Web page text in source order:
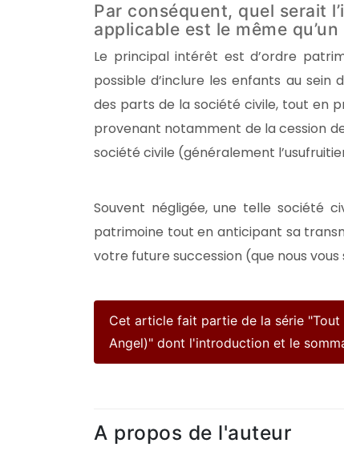
Par conséquent, quel serait
applicable est le même
Le principal intérêt est d’ordre
possible d’inclure les enfants au
des parts de la société civile, tout en
provenant notamment de la cession
société civile (généralement
Souvent négligée, une telle société
patrimoine tout en anticipant sa
votre future succession (que nous
Cet article fait partie de la série
Angel)" dont l'introduction et le
A propos de l'auteur